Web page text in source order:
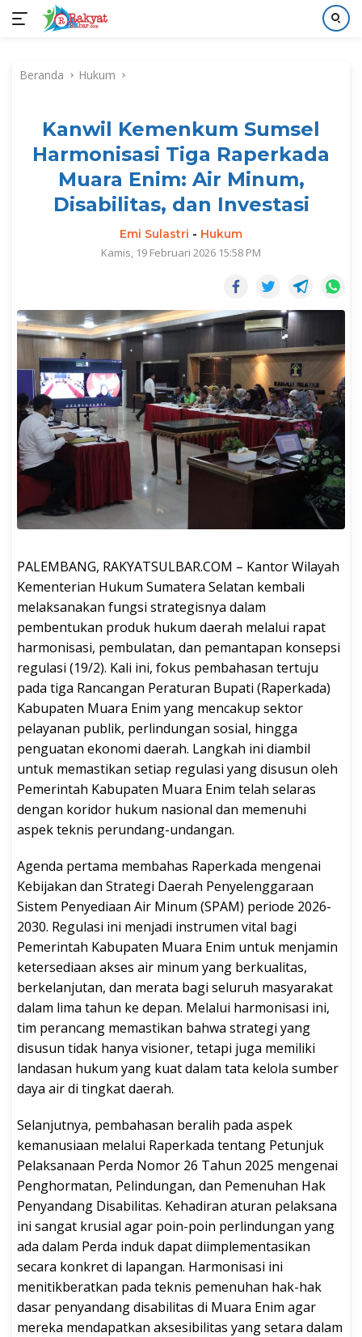
kontenBeranda Hukum
Kanwil Kemenkum Sumsel
Harmonisasi Tiga Raperkada
Muara Enim: Air Minum,
Disabilitas, dan Investasi
Emi Sulastri - Hukum
Kamis, 19 Februari 2026 15:58 PM
PALEMBANG, RAKYATSULBAR.COM – Kantor Wilayah
Kementerian Hukum Sumatera Selatan kembali
melaksanakan fungsi strategisnya dalam
pembentukan produk hukum daerah melalui rapat
harmonisasi, pembulatan, dan pemantapan konsepsi
regulasi (19/2). Kali ini, fokus pembahasan tertuju
pada tiga Rancangan Peraturan Bupati (Raperkada)
Kabupaten Muara Enim yang mencakup sektor
pelayanan publik, perlindungan sosial, hingga
penguatan ekonomi daerah. Langkah ini diambil
untuk memastikan setiap regulasi yang disusun oleh
Pemerintah Kabupaten Muara Enim telah selaras
dengan koridor hukum nasional dan memenuhi
aspek teknis perundang-undangan.
Agenda pertama membahas Raperkada mengenai
Kebijakan dan Strategi Daerah Penyelenggaraan
Sistem Penyediaan Air Minum (SPAM) periode 2026-
2030. Regulasi ini menjadi instrumen vital bagi
Pemerintah Kabupaten Muara Enim untuk menjamin
ketersediaan akses air minum yang berkualitas,
berkelanjutan, dan merata bagi seluruh masyarakat
dalam lima tahun ke depan. Melalui harmonisasi ini,
tim perancang memastikan bahwa strategi yang
disusun tidak hanya visioner, tetapi juga memiliki
landasan hukum yang kuat dalam tata kelola sumber
daya air di tingkat daerah.
Selanjutnya, pembahasan beralih pada aspek
kemanusiaan melalui Raperkada tentang Petunjuk
Pelaksanaan Perda Nomor 26 Tahun 2025 mengenai
Penghormatan, Pelindungan, dan Pemenuhan Hak
Penyandang Disabilitas. Kehadiran aturan pelaksana
ini sangat krusial agar poin-poin perlindungan yang
ada dalam Perda induk dapat diimplementasikan
secara konkret di lapangan. Harmonisasi ini
menitikberatkan pada teknis pemenuhan hak-hak
dasar penyandang disabilitas di Muara Enim agar
mereka mendapatkan aksesibilitas yang setara dalam